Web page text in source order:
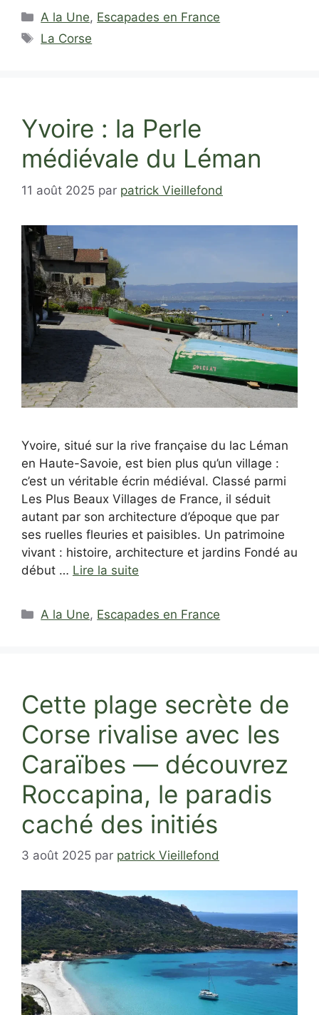
Catégories
A la Une, Escapades en France
Étiquettes
La Corse
Yvoire : la Perle
médiévale du Léman
11 août 2025 par patrick Vieillefond
Yvoire, situé sur la rive française du lac Léman
en Haute-Savoie, est bien plus qu’un village :
c’est un véritable écrin médiéval. Classé parmi
Les Plus Beaux Villages de France, il séduit
autant par son architecture d’époque que par
ses ruelles fleuries et paisibles. Un patrimoine
vivant : histoire, architecture et jardins Fondé au
début … Lire la suite
Catégories
A la Une, Escapades en France
Cette plage secrète de
Corse rivalise avec les
Caraïbes — découvrez
Roccapina, le paradis
caché des initiés
3 août 2025 par patrick Vieillefond